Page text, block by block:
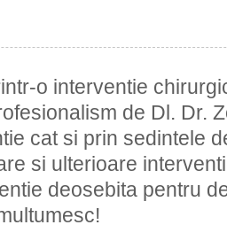
o interventie
de Dl. Dr.
cat si prin sedintele
si ulterioare
deosebita pentru